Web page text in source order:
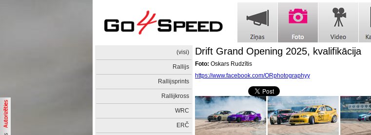
(visi)
Rallijs
Rallijsprints
Rallijkross
WRC
ERČ
Drift Grand Opening 2025, kvalifikācija
Foto: Oskars Rudzītis
https://www.facebook.com/ORphotographyy